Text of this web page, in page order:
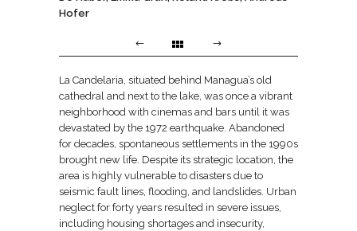
Hofer
La Candelaria, situated behind Managua’s old
cathedral and next to the lake, was once a vibrant
neighborhood with cinemas and bars until it was
devastated by the 1972 earthquake. Abandoned
for decades, spontaneous settlements in the 1990s
brought new life. Despite its strategic location, the
area is highly vulnerable to disasters due to
seismic fault lines, flooding, and landslides. Urban
neglect for forty years resulted in severe issues,
including housing shortages and insecurity,